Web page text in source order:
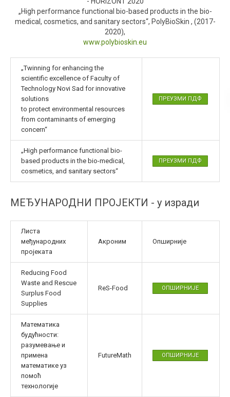
„High performance functional bio-based products in the bio-
medical, cosmetics, and sanitary sectors“, PolyBioSkin , (2017-
2020),
www.polybioskin.eu
„Twinning for enhancing the
scientific excellence of Faculty of
Technology Novi Sad for innovative
solutions
to protect environmental resources
from contaminants of emerging
concern“
ПРЕУЗМИ ПДФ
„High performance functional bio-
based products in the bio-medical,
cosmetics, and sanitary sectors“
ПРЕУЗМИ ПДФ
МЕЂУНАРОДНИ ПРОЈЕКТИ - у изради
Листа
међународних
пројеката
Акроним Опширније
Reducing Food
Waste and Rescue
Surplus Food
Supplies
ReS-Food ОПШИРНИЈЕ
Математика
будућности:
разумевање и
примена
математике уз
помоћ
технологије
FutureMath ОПШИРНИЈЕ